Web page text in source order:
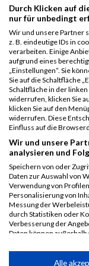
B2Run Köln
2024
Einzelwertung
weiblich
4913
Legende:
GPos =
Team Position, DNS
Disqualifiziert
Durch Klicken auf
nur für unbedingt
Wir und unsere Partner
z. B. eindeutige IDs in
verarbeiten. Einige
aufgrund eines
„Einstellungen“. Sie
Sie auf die Schaltfläche
Schaltfläche in der
widerrufen, klicken Sie
klicken Sie auf den
widerrufen. Diese
Einfluss auf die
Wir und unsere
analysieren und
Speichern von oder
Daten zur Auswahl von
Verwendung von
Personalisierung von
Messung der
durch Statistiken oder
Verbesserung der
Daten können
Alle